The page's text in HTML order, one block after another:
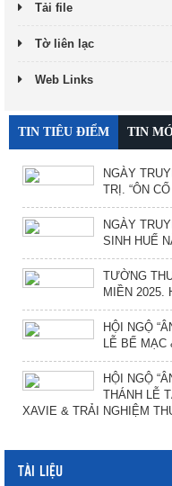
Tải file
Tờ liên lạc
Web Links
TIN TIÊU ĐIỂM TIN
NGÀY
TRỊ. “ÔN
NGÀY
SINH HUẾ
TƯỜNG
MIỀN 2025.
HỘI NGỘ
LỄ BẾ MẠC
HỘI NGỘ
THÁNH LỄ
XAVIE & TRẢI NGHIỆM
TÀI LIỆU